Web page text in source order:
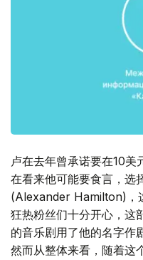
卢在去年曾承诺要在10
在看来他可能要食言，选
(Alexander Hamilton)，
狂热粉丝们十分开心，这
的音乐剧用了他的名字作
然而从整体来看，随着这